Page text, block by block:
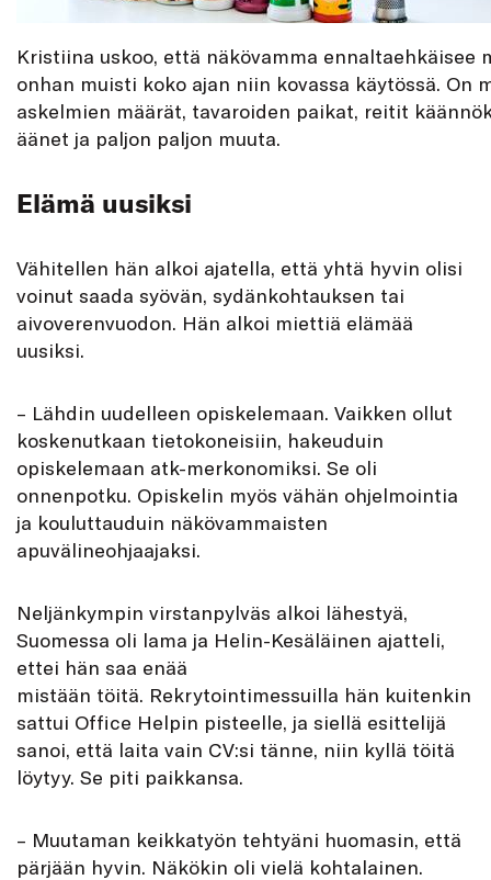
Kristiina uskoo, että näkövamma ennaltaehkäisee
onhan muisti koko ajan niin kovassa käytössä. On
askelmien määrät, tavaroiden paikat, reitit
äänet ja paljon paljon muuta.
Elämä uusiksi
Vähitellen hän alkoi ajatella, että yhtä hyvin olisi
voinut saada syövän, sydänkohtauksen tai
aivoverenvuodon. Hän alkoi miettiä elämää
uusiksi.
– Lähdin uudelleen opiskelemaan. Vaikken ollut
koskenutkaan tietokoneisiin, hakeuduin
opiskelemaan atk-merkonomiksi. Se oli
onnenpotku. Opiskelin myös vähän ohjelmointia
ja kouluttauduin näkövammaisten
apuvälineohjaajaksi.
Neljänkympin virstanpylväs alkoi lähestyä,
Suomessa oli lama ja Helin-Kesäläinen ajatteli,
ettei hän saa enää
mistään töitä. Rekrytointimessuilla hän kuitenkin
sattui Office Helpin pisteelle, ja siellä esittelijä
sanoi, että laita vain CV:si tänne, niin kyllä töitä
löytyy. Se piti paikkansa.
– Muutaman keikkatyön tehtyäni huomasin, että
pärjään hyvin. Näkökin oli vielä kohtalainen.